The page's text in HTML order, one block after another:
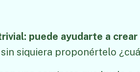
puede ayudarte a
sin siquiera proponértelo